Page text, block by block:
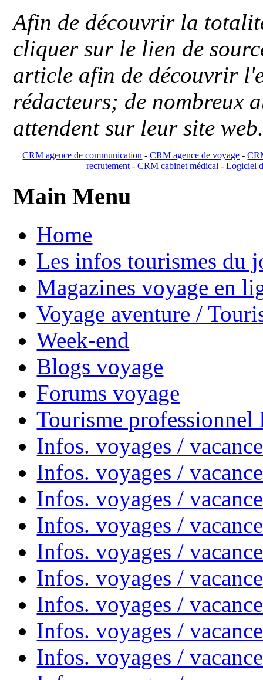
Afin de découvrir la
cliquer sur le lien de
article afin de découvrir
rédacteurs; de nombreux
attendent sur leur site
CRM agence de communication -CRM agence de voyage -
recrutement- CRM cabinet médical- Logiciel
Main Menu
Home
Les infos tourismes du
Magazines voyage en
Voyage aventure /
Week-end
Blogs voyage
Forums voyage
Tourisme
Infos. voyages /
Infos. voyages /
Infos. voyages /
Infos. voyages /
Infos. voyages /
Infos. voyages /
Infos. voyages /
Infos. voyages /
Infos. voyages /